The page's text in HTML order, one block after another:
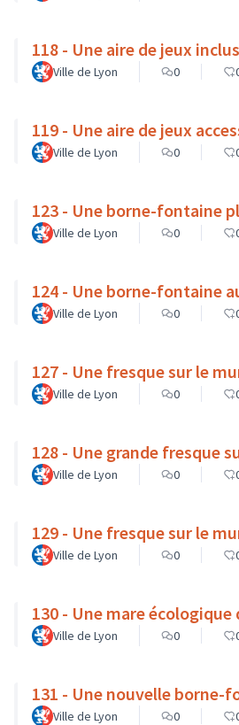
118 - Une aire de jeux
Ville de Lyon 0
119 - Une aire de jeux
Ville de Lyon 0
123 - Une borne-fontaine
Ville de Lyon 0
124 - Une borne-fontaine
Ville de Lyon 0
127 - Une fresque sur le
Ville de Lyon 0
128 - Une grande fresque
Ville de Lyon 0
129 - Une fresque sur le
Ville de Lyon 0
130 - Une mare
Ville de Lyon 0
131 - Une nouvelle borne-
Ville de Lyon 0